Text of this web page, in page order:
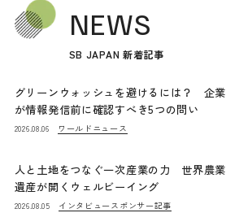
NEWS
SB JAPAN 新着記事
グリーンウォッシュを避けるには？ 企業
が情報発信前に確認すべき5つの問い
2026.08.06 ワールドニュース
人と土地をつなぐ一次産業の力 世界農業
遺産が開くウェルビーイング
2026.08.05 インタビュー スポンサー記事